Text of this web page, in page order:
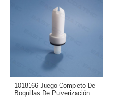
1018166 Juego Completo De
Boquillas De Pulverización